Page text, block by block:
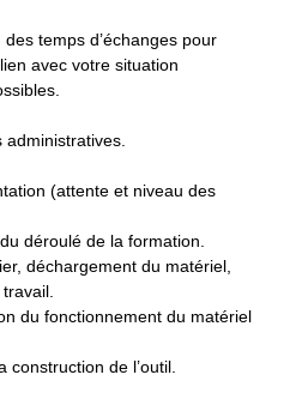
temps d’échanges pour
avec votre situation
administratives.
(attente et niveau des
déroulé de la formation.
déchargement du matériel,
du fonctionnement du matériel
de l’outil.